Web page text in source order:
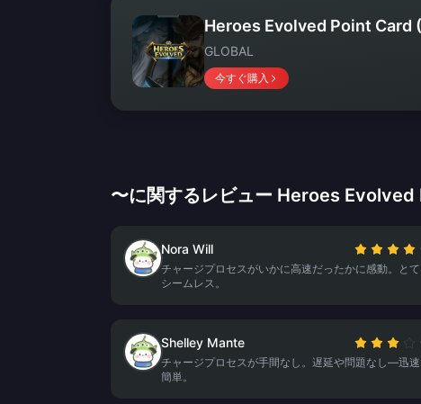
Heroes Evolved Point Card
GLOBAL
今すぐ購入
〜に関するレビュー Heroes
Nora Will
チャージプロセスがいかに高速だったかに感動。とて
シームレス。
Shelley Mante
チャージプロセスが手間なし。遅延や問題なし—迅
簡単。